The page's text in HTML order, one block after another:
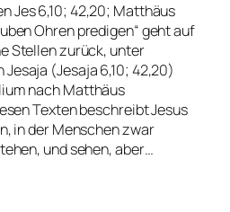
Jes 6,10; 42,20; Matthäus
Ohren predigen“ geht auf
Stellen zurück, unter
(Jesaja 6,10; 42,20)
nach Matthäus
Texten beschreibt Jesus
in der Menschen zwar
und sehen, aber…